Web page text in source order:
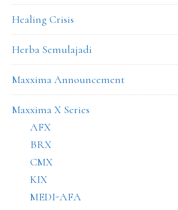
Healing Crisis
Herba Semulajadi
Maxxima Announcement
Maxxima X Series
AFX
BRX
CMX
KIX
MEDI-AFA